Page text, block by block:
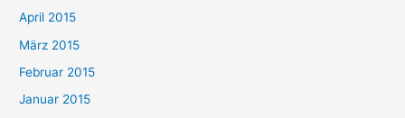
April 2015
März 2015
Februar 2015
Januar 2015